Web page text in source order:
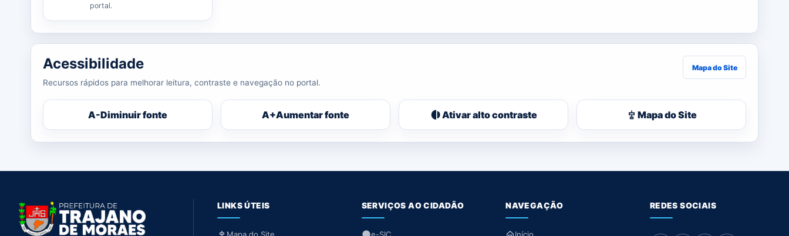
portal.
Acessibilidade
Recursos rápidos para melhorar leitura, contraste e navegação no portal.
Mapa do Site
A-Diminuir fonte A+Aumentar fonte Ativar alto contraste Mapa do Site
LINKS ÚTEIS SERVIÇOS AO CIDADÃO NAVEGAÇÃO REDES SOCIAIS